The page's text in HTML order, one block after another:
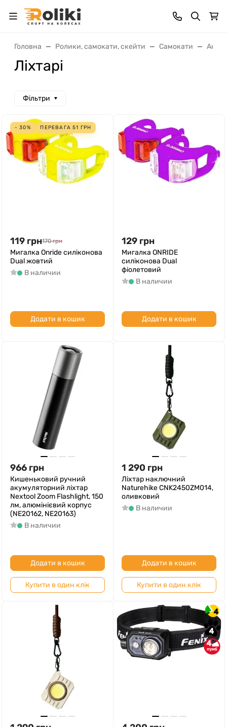
Головна Ролики, самокати, скейти Самокати
Ліхтарі
Фільтри
- 30% ПЕРЕВАГА51 ГРН
119 грн170 грн
Мигалка Onride силіконова
Dual жовтий
В наличии
Додати в кошик
129 грн
Мигалка ONRIDE
силіконова Dual
фіолетовий
В наличии
Додати в кошик
966 грн
Кишеньковий ручний
акумуляторний ліхтар
Nextool Zoom Flashlight, 150
лм, алюмінієвий корпус
(NE20162, NE20163)
В наличии
Додати в кошик
Купити в один клік
1 290 грн
Ліхтар наключний
Naturehike CNK2450ZM014,
оливковий
В наличии
Додати в кошик
Купити в один клік
4
4
4